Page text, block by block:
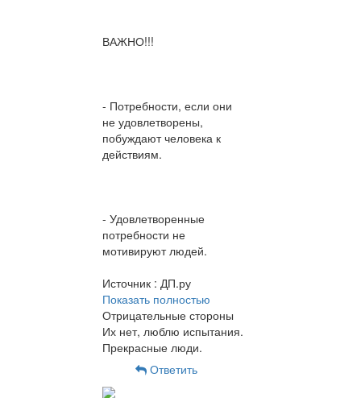
ВАЖНО!!!
- Потребности, если они
не удовлетворены,
побуждают человека к
действиям.
- Удовлетворенные
потребности не
мотивируют людей.
Источник : ДП.ру
Показать полностью
Отрицательные стороны
Их нет, люблю испытания.
Прекрасные люди.
Ответить